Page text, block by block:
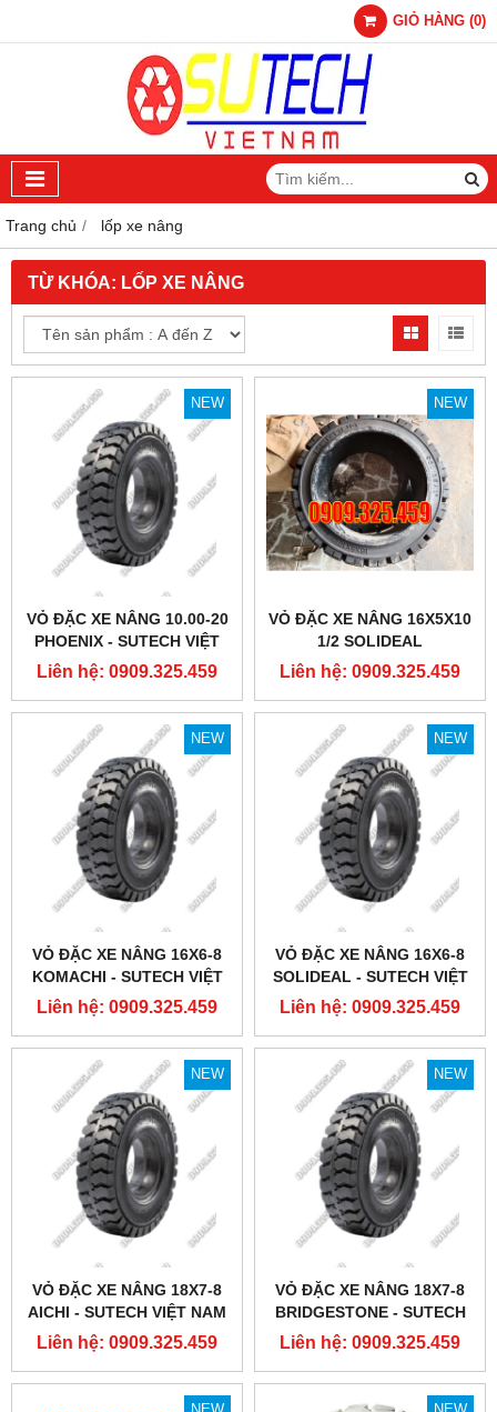
GIỎ HÀNG (0)
Trang chủ lốp xe nâng
TỪ KHÓA: LỐP XE NÂNG
NEW
VỎ ĐẶC XE NÂNG 10.00-20
PHOENIX - SUTECH VIỆT
NAM
Liên hệ: 0909.325.459
NEW
VỎ ĐẶC XE NÂNG 16X5X10
1/2 SOLIDEAL
Liên hệ: 0909.325.459
NEW
VỎ ĐẶC XE NÂNG 16X6-8
KOMACHI - SUTECH VIỆT
NAM
Liên hệ: 0909.325.459
NEW
VỎ ĐẶC XE NÂNG 16X6-8
SOLIDEAL - SUTECH VIỆT
NAM
Liên hệ: 0909.325.459
NEW
VỎ ĐẶC XE NÂNG 18X7-8
AICHI - SUTECH VIỆT NAM
Liên hệ: 0909.325.459
NEW
VỎ ĐẶC XE NÂNG 18X7-8
BRIDGESTONE - SUTECH
VIỆT NAM
Liên hệ: 0909.325.459